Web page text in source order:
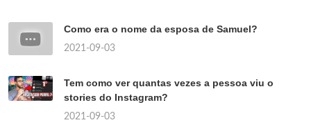
Como era o nome da esposa de Samuel?
2021-09-03
Tem como ver quantas vezes a pessoa viu o
stories do Instagram?
2021-09-03